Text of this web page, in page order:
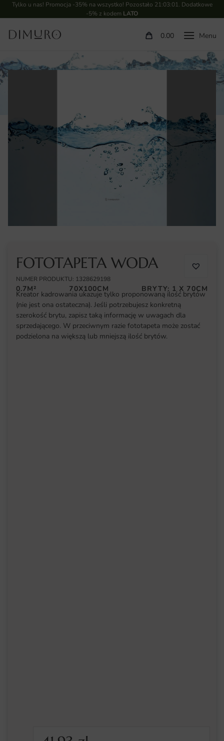
Tylko u nas! Promocja -35% na wszystko! Pozostało 21:03:01. Dodatkowe
-5% z kodem LATO
0.00
FOTOTAPETA WODA
NUMER PRODUKTU: 1328629198
0.7M² 70X100CM BRYTY: 1 X 70CM
Kreator kadrowania ukazuje tylko proponowaną ilość brytów
(nie jest ona ostateczna). Jeśli potrzebujesz konkretną
szerokość brytu, zapisz taką informację w uwagach dla
sprzedającego. W przeciwnym razie fototapeta może zostać
podzielona na większą lub mniejszą ilość brytów.